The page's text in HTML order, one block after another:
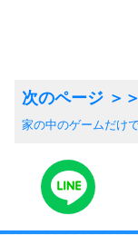
家の中のゲームだけ